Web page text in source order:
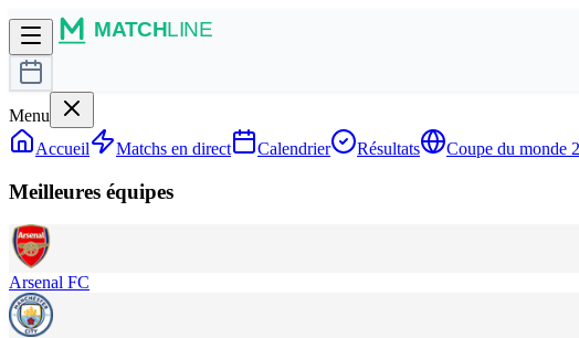
Menu
Accueil
Matchs en direct Calendrier Résultats Coupe du monde
Meilleures équipes
Arsenal FC